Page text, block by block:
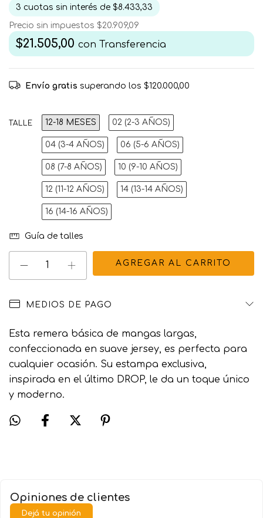
3 cuotas sin interés de $8.433,33
Precio sin impuestos $20.909,09
$21.505,00 con Transferencia
Envío gratis superando los $120.000,00
TALLE 12-18 MESES 02 (2-3 AÑOS)
04 (3-4 AÑOS) 06 (5-6 AÑOS)
08 (7-8 AÑOS) 10 (9-10 AÑOS)
12 (11-12 AÑOS) 14 (13-14 AÑOS)
16 (14-16 AÑOS)
Guía de talles
MEDIOS DE PAGO
Esta remera básica de mangas largas,
confeccionada en suave jersey, es perfecta para
cualquier ocasión. Su estampa exclusiva,
inspirada en el último DROP, le da un toque único
y moderno.
Opiniones de clientes
Dejá tu opinión